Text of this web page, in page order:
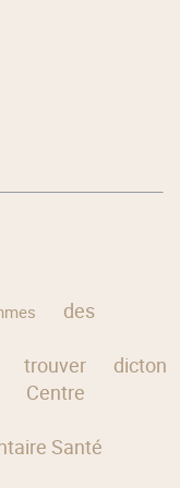
des
trouver
dicton
Centre
Santé